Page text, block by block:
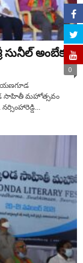
సునీల్ అంబేక‌ర్
0
సాహితీ మ‌హోత్స‌వం